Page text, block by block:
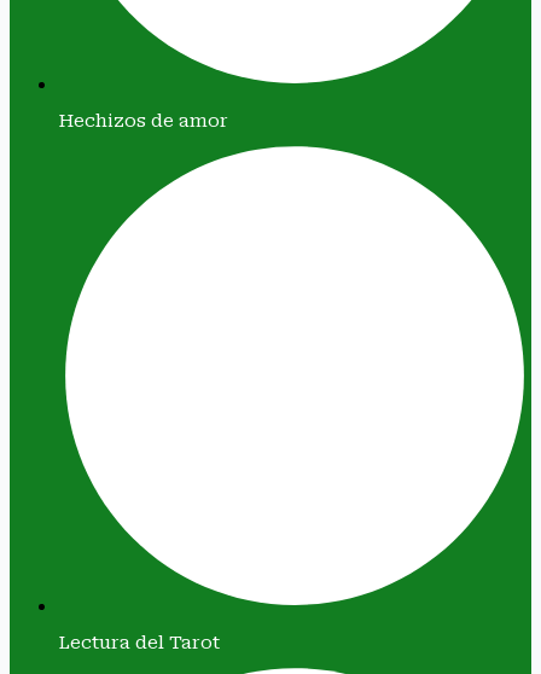
Hechizos de amor
Lectura del Tarot